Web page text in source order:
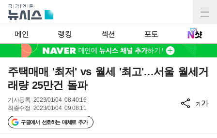
메인 랭킹 섹션 포토
주택매매 '최저' vs 월세 '최고'…서울 월세거
래량 25만건 돌파
기사등록 2023/01/04 08:40:16
최종수정 2023/01/04 09:08:11
구글에서 선호하는 매체로 추가
가가